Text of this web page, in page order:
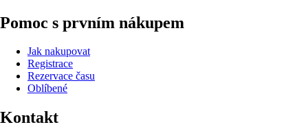
Pomoc s prvním nákupem
Jak nakupovat
Registrace
Rezervace času
Oblíbené
Kontakt